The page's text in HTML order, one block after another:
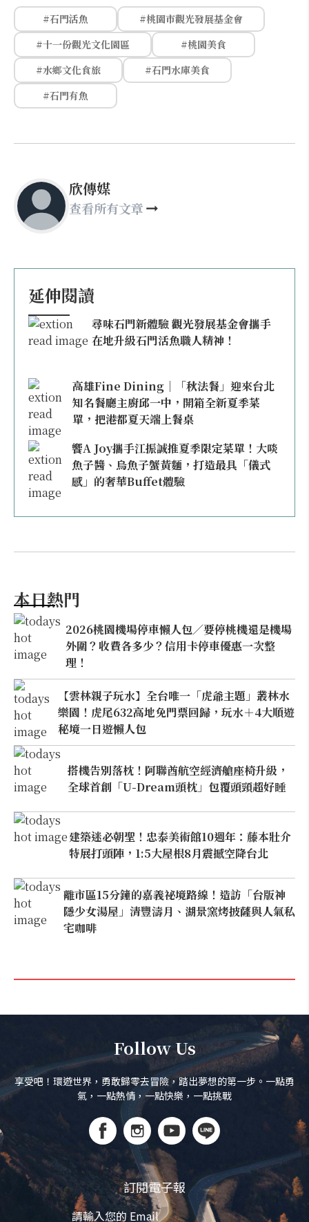
#石門活魚
#桃園市觀光發展基金會
#十一份觀光文化園區
#桃園美食
#水鄉文化食旅
#石門水庫美食
#石門有魚
欣傳媒
查看所有文章
延伸閱讀
尋味石門新體驗 觀光發展基金會攜手
在地升級石門活魚職人精神！
高雄Fine Dining｜「秋法餐」迎來台北
知名餐廳主廚邱一中，開箱全新夏季菜
單，把港都夏天端上餐桌
饗A Joy攜手江振誠推夏季限定菜單！大啖
魚子醬、烏魚子蟹黃麵，打造最具「儀式
感」的奢華Buffet體驗
本日熱門
2026桃園機場停車懶人包／要停桃機還是機場
外圍？收費各多少？信用卡停車優惠一次整
理！
【雲林親子玩水】全台唯一「虎爺主題」叢林水
樂園！虎尾632高地免門票回歸，玩水＋4大順遊
秘境一日遊懶人包
搭機告別落枕！阿聯酋航空經濟艙座椅升級，
全球首創「U-Dream頭枕」包覆頭頸超好睡
建築迷必朝聖！忠泰美術館10週年：藤本壯介
特展打頭陣，1:5大屋根8月震撼空降台北
離市區15分鐘的嘉義祕境路線！造訪「台版神
隱少女湯屋」清豐濤月、湖景窯烤披薩與人氣私
宅咖啡
Follow Us
享受吧！環遊世界，勇敢歸零去冒險，踏出夢想的第一步。一點勇
氣，一點熱情，一點快樂，一點挑戰
訂閱電子報